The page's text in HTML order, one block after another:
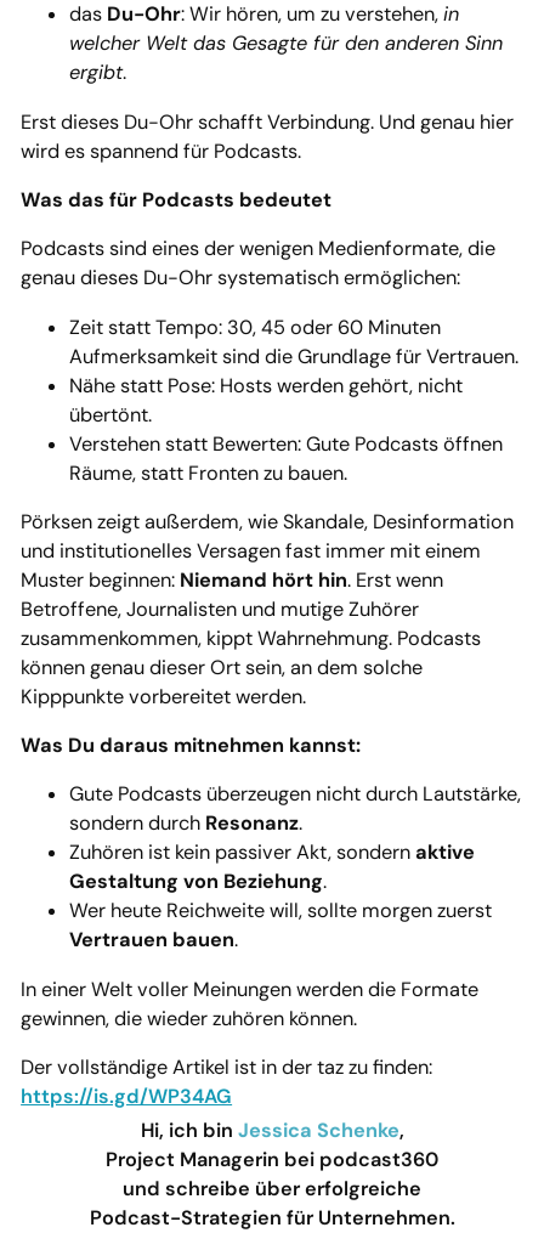
das Du-Ohr: Wir hören, um zu verstehen,in
welcher Welt das Gesagte für den anderen Sinn
ergibt.
Erst dieses Du-Ohr schafft Verbindung. Und genau hier
wird es spannend für Podcasts.
Was das für Podcasts bedeutet
Podcasts sind eines der wenigen Medienformate, die
genau dieses Du-Ohr systematisch ermöglichen:
Zeit statt Tempo: 30, 45 oder 60 Minuten
Aufmerksamkeit sind die Grundlage für Vertrauen.
Nähe statt Pose: Hosts werden gehört, nicht
übertönt.
Verstehen statt Bewerten: Gute Podcasts öffnen
Räume, statt Fronten zu bauen.
Pörksen zeigt außerdem, wie Skandale, Desinformation
und institutionelles Versagen fast immer mit einem
Muster beginnen: Niemand hört hin. Erst wenn
Betroffene, Journalisten und mutige Zuhörer
zusammenkommen, kippt Wahrnehmung. Podcasts
können genau dieser Ort sein, an dem solche
Kipppunkte vorbereitet werden.
Was Du daraus mitnehmen kannst:
Gute Podcasts überzeugen nicht durch Lautstärke,
sondern durch Resonanz.
Zuhören ist kein passiver Akt, sondernaktive
Gestaltung von Beziehung.
Wer heute Reichweite will, sollte morgen zuerst
Vertrauen bauen.
In einer Welt voller Meinungen werden die Formate
gewinnen, die wieder zuhören können.
Der vollständige Artikel ist in der taz zu finden:
https://is.gd/WP34AG
Hi, ich bin Jessica Schenke,
Project Managerin bei podcast360
und schreibe über erfolgreiche
Podcast-Strategien für Unternehmen.